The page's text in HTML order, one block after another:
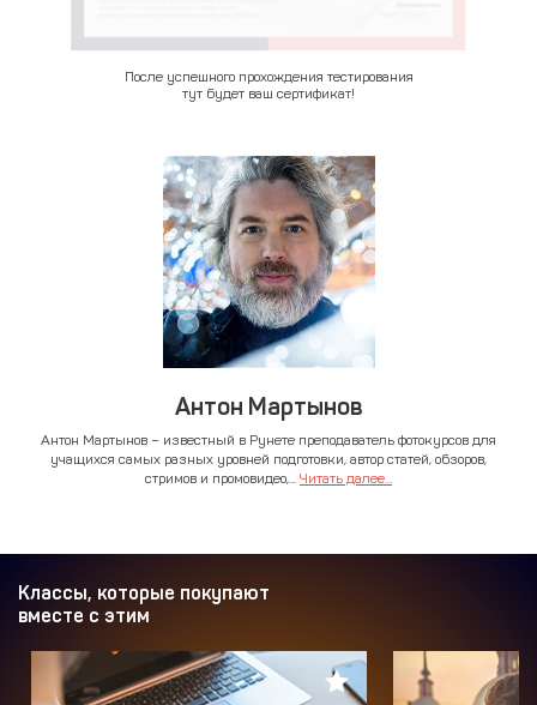
После успешного прохождения тестирования
тут будет ваш сертификат!
Антон Мартынов
Антон Мартынов – известный в Рунете преподаватель фотокурсов для
учащихся самых разных уровней подготовки, автор статей, обзоров,
стримов и промовидео,... Читать далее...
Классы, которые покупают
вместе с этим